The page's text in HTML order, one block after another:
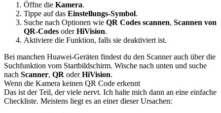
Öffne die Kamera.
Tippe auf das Einstellungs-Symbol.
Suche nach Optionen wie QR Codes scannen, Scannen von
QR-Codes oderHiVision.
Aktiviere die Funktion, falls sie deaktiviert ist.
Bei manchen Huawei-Geräten findest du den Scanner auch über die
Suchfunktion vom Startbildschirm. Wische nach unten und suche
nach Scanner, QR oderHiVision.
Wenn die Kamera keinen QR Code erkennt
Das ist der Teil, der viele nervt. Ich halte mich dann an eine einfache
Checkliste. Meistens liegt es an einer dieser Ursachen: